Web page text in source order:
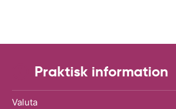
Praktisk information
Valuta